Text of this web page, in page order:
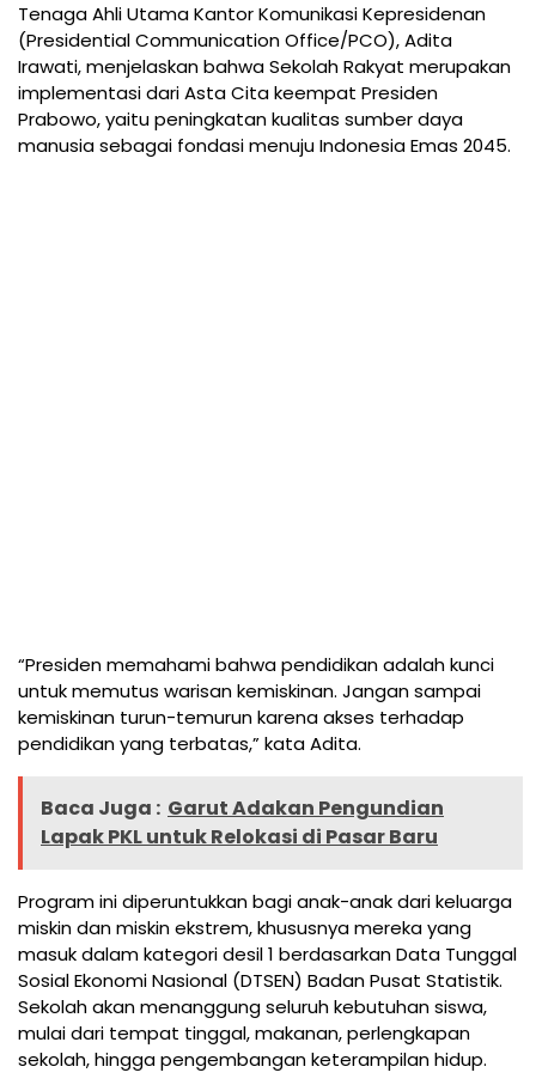
Tenaga Ahli Utama Kantor Komunikasi Kepresidenan
(Presidential Communication Office/PCO), Adita
Irawati, menjelaskan bahwa Sekolah Rakyat merupakan
implementasi dari Asta Cita keempat Presiden
Prabowo, yaitu peningkatan kualitas sumber daya
manusia sebagai fondasi menuju Indonesia Emas 2045.
“Presiden memahami bahwa pendidikan adalah kunci
untuk memutus warisan kemiskinan. Jangan sampai
kemiskinan turun-temurun karena akses terhadap
pendidikan yang terbatas,” kata Adita.
Baca Juga : Garut Adakan Pengundian
Lapak PKL untuk Relokasi di Pasar Baru
Program ini diperuntukkan bagi anak-anak dari keluarga
miskin dan miskin ekstrem, khususnya mereka yang
masuk dalam kategori desil 1 berdasarkan Data Tunggal
Sosial Ekonomi Nasional (DTSEN) Badan Pusat Statistik.
Sekolah akan menanggung seluruh kebutuhan siswa,
mulai dari tempat tinggal, makanan, perlengkapan
sekolah, hingga pengembangan keterampilan hidup.